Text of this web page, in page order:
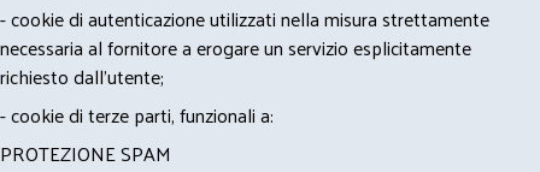
- cookie di autenticazione utilizzati nella misura strettamente
necessaria al fornitore a erogare un servizio esplicitamente
richiesto dall'utente;
- cookie di terze parti, funzionali a:
PROTEZIONE SPAM